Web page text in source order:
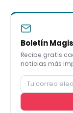
Boletín
Recibe gratis
noticias más